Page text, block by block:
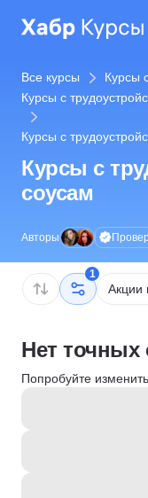
Все курсы
Курсы
Курсы с
Курсы с
Курсы с
соусам
Авторы
1
Акции
Нет точных
Попробуйте